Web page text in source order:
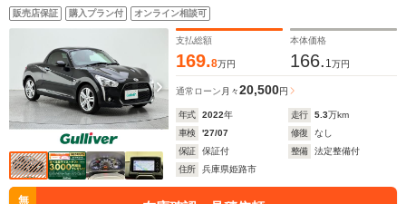
販売店保証 購入プラン付 オンライン相談可
支払総額
169.8万円
本体価格
166. 1 万円
通常ローン 月々20,500円
年式 2022年 走行 5.3万km
車検
'27/07 修復
なし
保証
保証付 整備
法定整備付
住所
兵庫県姫路市
無